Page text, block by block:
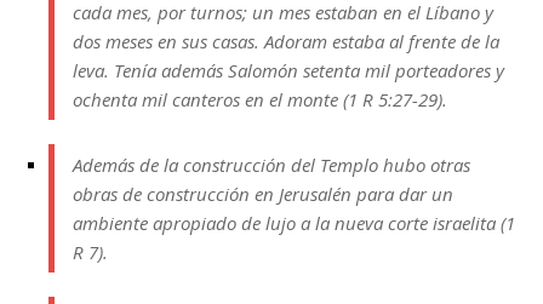
cada mes, por turnos; un mes estaban en el Líbano y
dos meses en sus casas. Adoram estaba al frente de la
leva. Tenía además Salomón setenta mil porteadores y
ochenta mil canteros en el monte (1 R 5:27-29).
Además de la construcción del Templo hubo otras
obras de construcción en Jerusalén para dar un
ambiente apropiado de lujo a la nueva corte israelita (1
R 7).